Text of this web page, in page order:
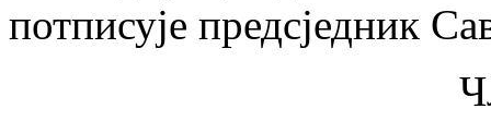
потписује предсједник